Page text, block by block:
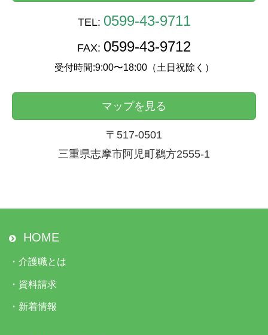
TEL: 0599-43-9711
FAX: 0599-43-9712
受付時間:9:00〜18:00（土日祝除く）
マップを見る
〒517-0501
三重県志摩市阿児町鵜方2555-1
HOME
・ 介護職とは
・ 資料請求
・ 新着情報